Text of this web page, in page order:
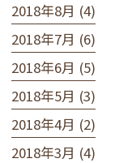
2018年8月 (4)
2018年7月 (6)
2018年6月 (5)
2018年5月 (3)
2018年4月 (2)
2018年3月 (4)